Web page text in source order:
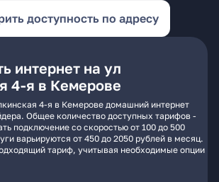
доступность по адресу
интернет на ул
4-я в Кемерове
4-я в Кемерове домашний интернет
Общее количество доступных тарифов -
подключение со скоростью от 100 до 500
варьируются от 450 до 2050 рублей в месяц.
тариф, учитывая необходимые опции